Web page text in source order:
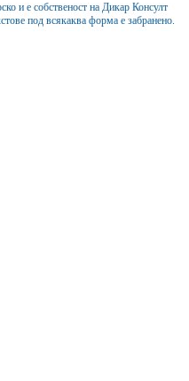
и е собственост на Дикар Консулт
под всякаква форма е забранено.